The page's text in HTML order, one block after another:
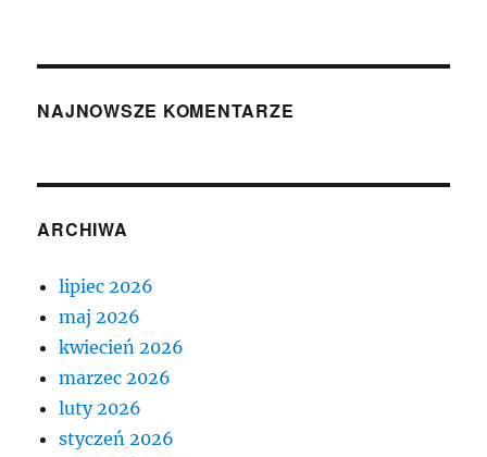
NAJNOWSZE KOMENTARZE
ARCHIWA
lipiec 2026
maj 2026
kwiecień 2026
marzec 2026
luty 2026
styczeń 2026